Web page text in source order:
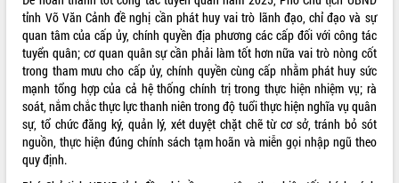
Hội thảo khoa học “Giải pháp thúc đẩy
phát triển nền kinh tế xanh tại tỉnh
Đắk Lắk”
Tăng cường giám sát, đôn đốc thực
hiện nhiệm vụ quản lý tài sản công
hàng tuần
Tháo gỡ những vướng mắc, đẩy mạnh
công tác cải cách thủ tục hành chính
tại Trung tâm Phục vụ hành chính
tỉnh Võ Văn Cảnh đề nghị cần phát huy vai trò lãnh đạo, chỉ đạo và sự
quan tâm của cấp ủy, chính quyền địa phương các cấp đối với công tác
tuyển quân; cơ quan quân sự cần phải làm tốt hơn nữa vai trò nòng cốt
trong tham mưu cho cấp ủy, chính quyền cùng cấp nhằm phát huy sức
mạnh tổng hợp của cả hệ thống chính trị trong thực hiện nhiệm vụ; rà
soát, nắm chắc thực lực thanh niên trong độ tuổi thực hiện nghĩa vụ quân
sự, tổ chức đăng ký, quản lý, xét duyệt chặt chẽ từ cơ sở, tránh bỏ sót
nguồn, thực hiện đúng chính sách tạm hoãn và miễn gọi nhập ngũ theo
quy định.